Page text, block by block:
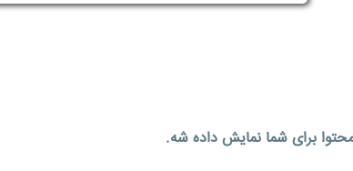
برای شما نمایش داده شه.